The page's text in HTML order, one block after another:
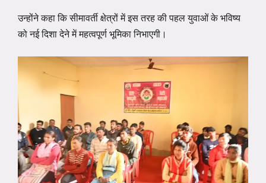
उन्होंने कहा कि सीमावर्ती क्षेत्रों में इस तरह की पहल युवाओं के भविष्य
को नई दिशा देने में महत्वपूर्ण भूमिका निभाएगी।